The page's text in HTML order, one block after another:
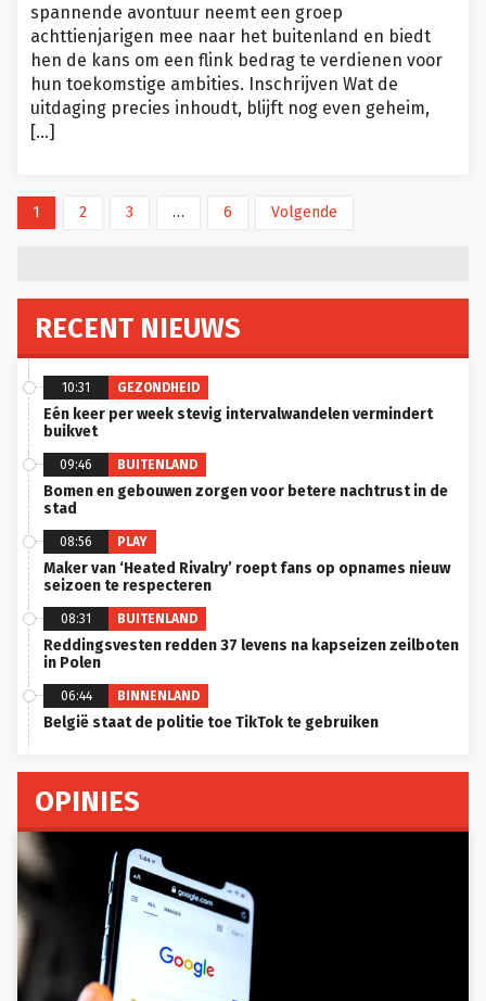
spannende avontuur neemt een groep
achttienjarigen mee naar het buitenland en biedt
hen de kans om een flink bedrag te verdienen voor
hun toekomstige ambities. Inschrijven Wat de
uitdaging precies inhoudt, blijft nog even geheim,
[…]
1 2 3 … 6 Volgende
RECENT NIEUWS
10:31 GEZONDHEID
Eén keer per week stevig intervalwandelen vermindert
buikvet
09:46 BUITENLAND
Bomen en gebouwen zorgen voor betere nachtrust in de
stad
08:56 PLAY
Maker van ‘Heated Rivalry’ roept fans op opnames nieuw
seizoen te respecteren
08:31 BUITENLAND
Reddingsvesten redden 37 levens na kapseizen zeilboten
in Polen
06:44 BINNENLAND
België staat de politie toe TikTok te gebruiken
OPINIES